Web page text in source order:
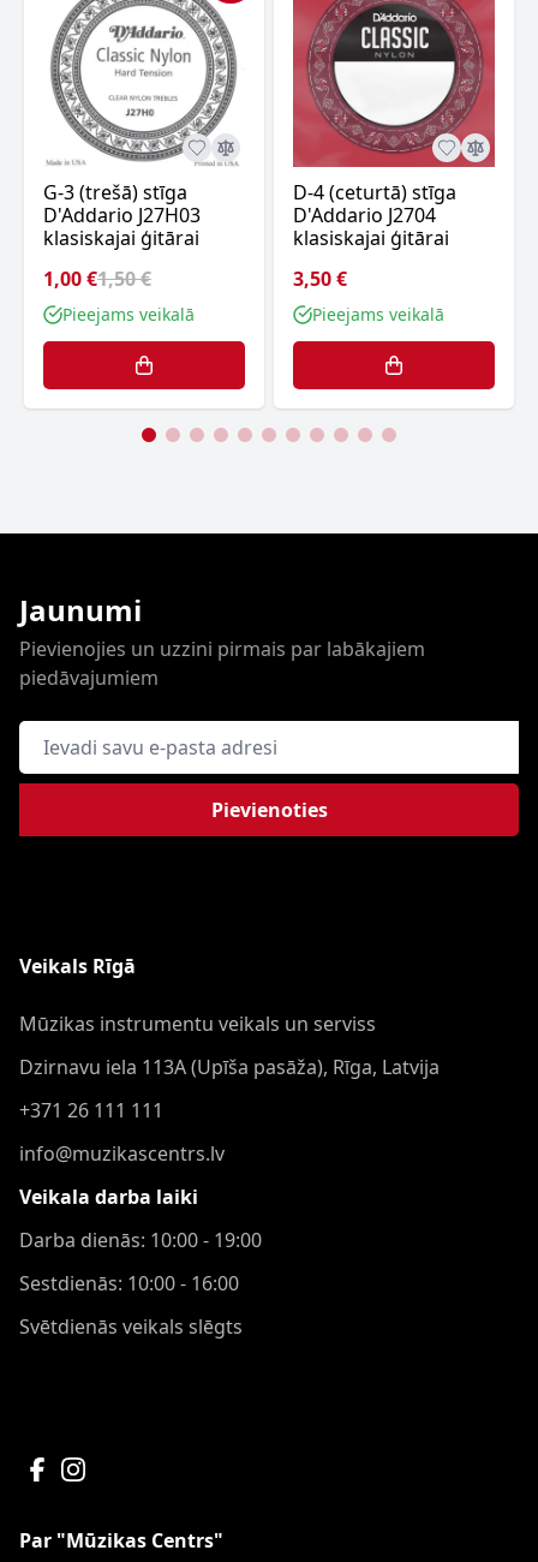
G-3 (trešā) stīga
D'Addario J27H03
klasiskajai ģitārai
1,00 €1,50 €
Pieejams veikalā
D-4 (ceturtā) stīga
D'Addario J2704
klasiskajai ģitārai
3,50 €
Pieejams veikalā
Jaunumi
Pievienojies un uzzini pirmais par labākajiem
piedāvajumiem
E-pasta adrese
Pievienoties
Veikals Rīgā
Mūzikas instrumentu veikals un serviss
Dzirnavu iela 113A (Upīša pasāža), Rīga, Latvija
+371 26 111 111
info@muzikascentrs.lv
Veikala darba laiki
Darba dienās: 10:00 - 19:00
Sestdienās: 10:00 - 16:00
Svētdienās veikals slēgts
Par "Mūzikas Centrs"